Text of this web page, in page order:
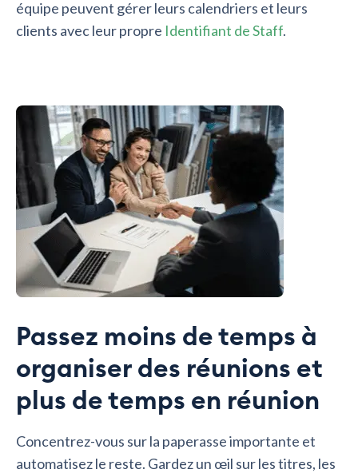
équipe peuvent gérer leurs calendriers et leurs
clients avec leur propre Identifiant de Staff.
Passez moins de temps à
organiser des réunions et
plus de temps en réunion
Concentrez-vous sur la paperasse importante et
automatisez le reste. Gardez un œil sur les titres, les